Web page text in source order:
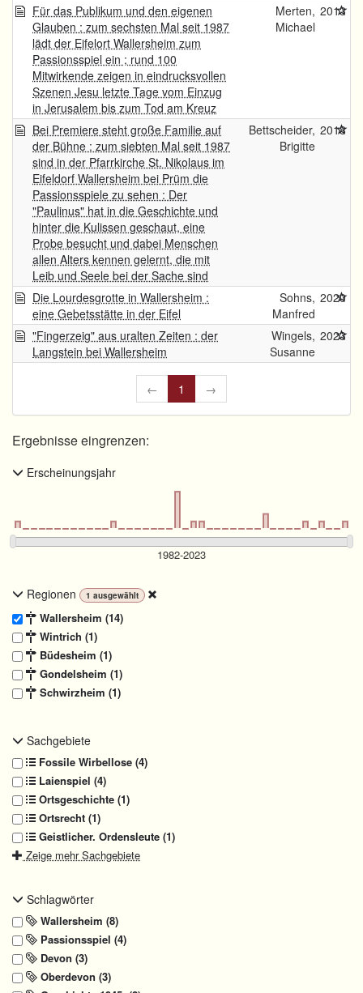
Für das Publikum und den eigenen
Glauben : zum sechsten Mal seit 1987
lädt der Eifelort Wallersheim zum
Passionsspiel ein ; rund 100
Mitwirkende zeigen in eindrucksvollen
Szenen Jesu letzte Tage vom Einzug
in Jerusalem bis zum Tod am Kreuz
Merten,
Michael
2013
Bei Premiere steht große Familie auf
der Bühne : zum siebten Mal seit 1987
sind in der Pfarrkirche St. Nikolaus im
Eifeldorf Wallersheim bei Prüm die
Passionsspiele zu sehen : Der
"Paulinus" hat in die Geschichte und
hinter die Kulissen geschaut, eine
Probe besucht und dabei Menschen
allen Alters kennen gelernt, die mit
Leib und Seele bei der Sache sind
Bettscheider,
Brigitte
2018
Die Lourdesgrotte in Wallersheim :
eine Gebetsstätte in der Eifel
Sohns,
Manfred
2020
"Fingerzeig" aus uralten Zeiten : der
Langstein bei Wallersheim
Wingels,
Susanne
2023
← 1 →
Ergebnisse eingrenzen:
Erscheinungsjahr
Regionen 1 ausgewählt
Wallersheim (14)
Wintrich (1)
Büdesheim (1)
Gondelsheim (1)
Schwirzheim (1)
Sachgebiete
Fossile Wirbellose (4)
Laienspiel (4)
Ortsgeschichte (1)
Ortsrecht (1)
Geistlicher. Ordensleute (1)
Zeige mehr Sachgebiete
Schlagwörter
Wallersheim (8)
Passionsspiel (4)
Devon (3)
Oberdevon (3)